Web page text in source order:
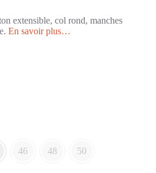
extensible, col rond, manches
En savoir plus…
46 48 50